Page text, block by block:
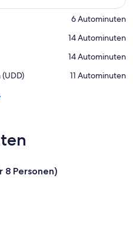
‪6 Autominuten‬
‪14 Autominuten‬
‪14 Autominuten‬
‪11 Autominuten‬
8 Personen)